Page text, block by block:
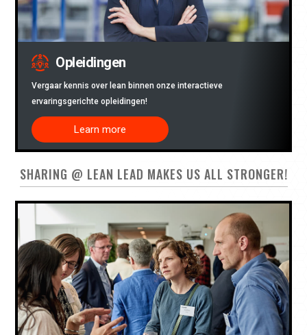
Opleidingen
Vergaar kennis over lean binnen onze interactieve
ervaringsgerichte opleidingen!
Learn more
SHARING @ LEAN LEAD MAKES US ALL STRONGER!